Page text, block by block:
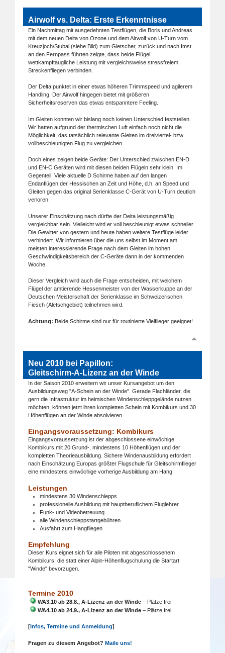
Airwolf vs. Delta: Erste Erkenntnisse
Ein Nachmittag mit ausgedehnten Testflügen, die Boris und Andreas
mit dem neuen Delta von Ozone und dem Airwolf von U-Turn vom
Kreuzjoch/Stubai (siehe Bild) zum Gletscher, zurück und nach Imst
an den Fernpass führten zeigte, dass beide Flügel
wettkampftaugliche Leistung mit vergleichsweise stressfreiem
Streckenfliegen verbinden.
Der Delta punktet in einer etwas höheren Trimmspeed und agilerem
Handling. Der Airwolf hingegen bietet mit größeren
Sicherheitsreserven das etwas entspanntere Feeling.
Im Gleiten konnten wir bislang noch keinen Unterschied feststellen.
Wir hatten aufgrund der thermischen Luft einfach noch nicht die
Möglichkeit, das tatsächlich relevante Gleiten im dreiviertel- bzw.
vollbeschleunigten Flug zu vergleichen.
Doch eines zeigen beide Geräte: Der Unterschied zwischen EN-D
und EN-C Geräten wird mit diesen beiden Flügeln sehr klein. Im
Gegenteil. Viele aktuelle D Schirme haben auf den langen
Endanflügen der Hessischen an Zeit und Höhe, d.h. an Speed und
Gleiten gegen das original Serienklasse C-Gerät von U-Turn deutlich
verloren.
Unserer Einschätzung nach dürfte der Delta leistungsmäßig
vergleichbar sein. Vielleicht wird er voll beschleunigt etwas schneller.
Die Gewitter von gestern und heute haben weitere Testflüge leider
verhindert. Wir informieren über die uns selbst im Moment am
meisten interessierende Frage nach dem Gleiten im hohen
Geschwindigkeitsbereich der C-Geräte dann in der kommenden
Woche.
Dieser Vergleich wird auch die Frage entscheiden, mit welchem
Flügel der amtierende Hessenmeister von der Wasserkuppe an der
Deutschen Meisterschaft der Serienklasse im Schweizerischen
Fiesch (Aletschgebiet) teilnehmen wird.
Achtung: Beide Schirme sind nur für routinierte Vielflieger geeignet!
Neu 2010 bei Papillon:
Gleitschirm-A-Lizenz an der Winde
In der Saison 2010 erweitern wir unser Kursangebot um den
Ausbildungsweg "A-Schein an der Winde". Gerade Flachländer, die
gern die Infrastruktur im heimischen Windenschleppgelände nutzen
möchten, können jetzt ihren kompletten Schein mit Kombikurs und 30
Höhenflügen an der Winde absolvieren.
Eingangsvoraussetzung: Kombikurs
Eingangsvoraussetzung ist der abgeschlossene einwöchige
Kombikurs mit 20 Grund-, mindestens 10 Höhenflügen und der
kompletten Theorieausbildung. Sichere Windenausbildung erfordert
nach Einschätzung Europas größter Flugschule für Gleitschirmflieger
eine mindestens einwöchige vorherige Ausbildung am Hang.
Leistungen
mindestens 30 Windenschlepps
professionelle Ausbildung mit hauptberuflichem Fluglehrer
Funk- und Videobetreuung
alle Windenschleppstartgebühren
Ausfahrt zum Hangfliegen
Empfehlung
Dieser Kurs eignet sich für alle Piloten mit abgeschlossenem
Kombikurs, die statt einer Alpin-Höhenflugschulung die Startart
"Winde" bevorzugen.
Termine 2010
WA3.10 ab 28.8., A-Lizenz an der Winde – Plätze frei
WA4.10 ab 24.9., A-Lizenz an der Winde – Plätze frei
[Infos, Termine und Anmeldung]
Fragen zu diesem Angebot? Maile uns!